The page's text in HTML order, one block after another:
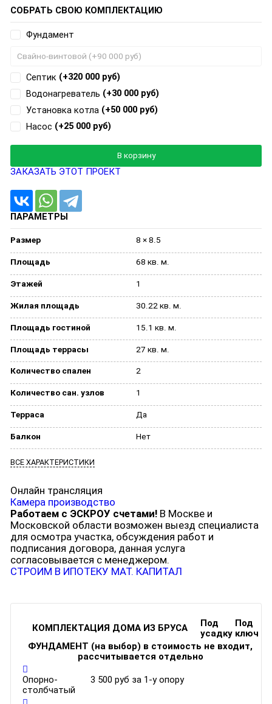
СОБРАТЬ СВОЮ КОМПЛЕКТАЦИЮ
Фундамент
Септик (+320 000 руб)
Водонагреватель (+30 000 руб)
Установка котла (+50 000 руб)
Насос (+25 000 руб)
Добавляется...
В корзину
ЗАКАЗАТЬ ЭТОТ ПРОЕКТ
ПАРАМЕТРЫ
Размер 8 × 8.5
Площадь 68 кв. м.
Этажей 1
Жилая площадь 30.22 кв. м.
Площадь гостиной 15.1 кв. м.
Площадь террасы 27 кв. м.
Количество спален 2
Количество сан. узлов 1
Терраса Да
Балкон Нет
ВСЕ ХАРАКТЕРИСТИКИ
Онлайн трансляция
Камера производство
Работаем с ЭСКРОУ счетами!В Москве и
Московской области возможен выезд специалиста
для осмотра участка, обсуждения работ и
подписания договора, данная услуга
согласовывается с менеджером.
СТРОИМ В ИПОТЕКУ МАТ. КАПИТАЛ
КОМПЛЕКТАЦИЯ ДОМА ИЗ БРУСА
Под
усадку
Под
ключ
ФУНДАМЕНТ (на выбор) в стоимость не входит,
рассчитывается отдельно
Опорно-
столбчатый
3 500 руб за 1-у опору